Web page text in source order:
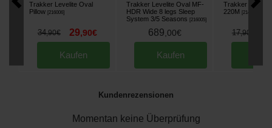
Trakker Levelite Oval
Pillow [216006]
34,90€ 29,90€
Kaufen
Trakker Levelite Oval MF-
HDR Wide 8 legs Sleep
System 3/5 Seasons
[216005]
689,00€
Kaufen
Trakker
220M
[214006
17,90
Kundenrezensionen
Momentan keine Überprüfung